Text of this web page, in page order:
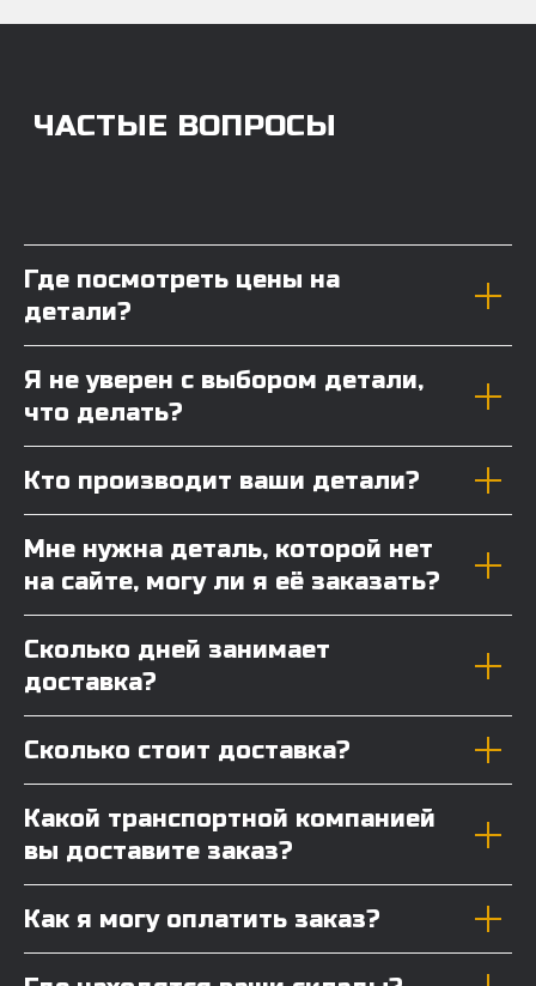
Где посмотреть цены на
детали?
Я не уверен с выбором детали,
что делать?
Кто производит ваши детали?
Мне нужна деталь, которой нет
на сайте, могу ли я её заказать?
Сколько дней занимает
доставка?
Сколько стоит доставка?
Какой транспортной компанией
вы доставите заказ?
Как я могу оплатить заказ?